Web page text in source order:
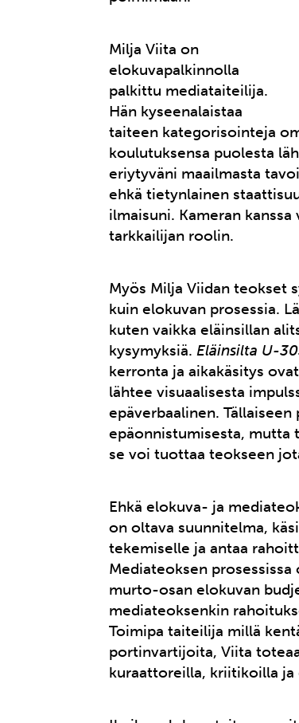
Milja Viita on
elokuvapalkinnolla
palkittu mediataiteilija.
Hän kyseenalaistaa
taiteen kategorisointeja
koulutuksensa puolesta
eriytyväni maailmasta
ehkä tietynlainen
ilmaisuni. Kameran
tarkkailijan roolin.
Myös Milja Viidan teokset
kuin elokuvan prosessia.
kuten vaikka eläinsillan
kysymyksiä.Eläinsilta U-
kerronta ja aikakäsitys
lähtee visuaalisesta
epäverbaalinen.
epäonnistumisesta, mutta
se voi tuottaa teokseen
Ehkä elokuva- ja
on oltava suunnitelma,
tekemiselle ja antaa
Mediateoksen
murto-osan elokuvan
mediateoksenkin
Toimipa taiteilija millä
portinvartijoita, Viita
kuraattoreilla, kriitikoilla